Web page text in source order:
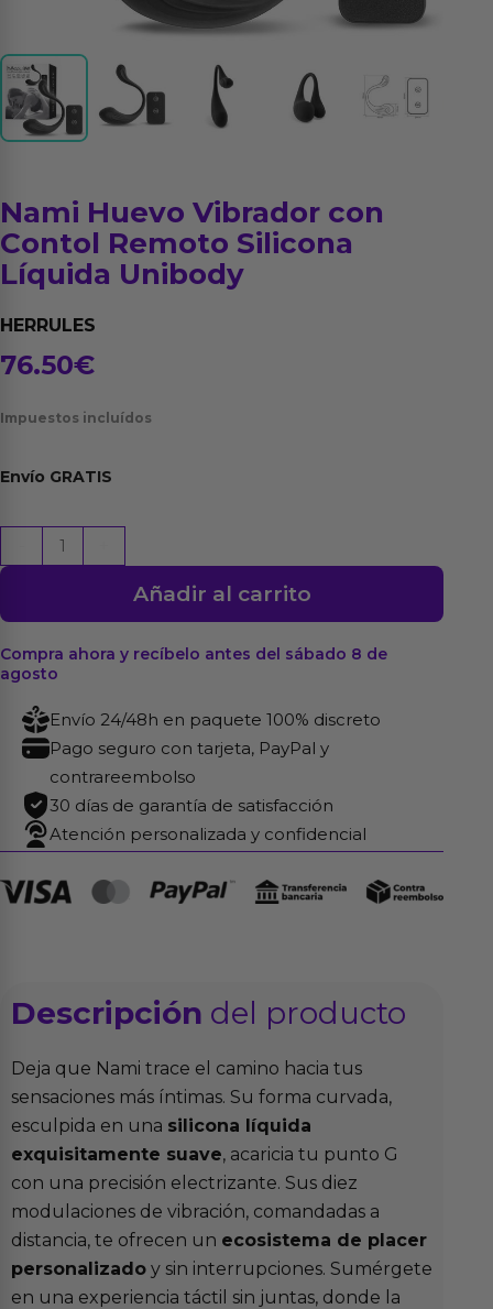
Nami Huevo Vibrador con
Contol Remoto Silicona
Líquida Unibody
HERRULES
76.50€
Impuestos incluídos
Envío GRATIS
Huevo
con
Contol
Remoto
Silicona
Líquida
cantidad
Añadir al carrito
Compra ahora y recíbelo antes del sábado 8 de
agosto
Envío 24/48h en paquete 100% discreto
Pago seguro con tarjeta, PayPal y
contrareembolso
30 días de garantía de satisfacción
Atención personalizada y confidencial
Descripción del producto
Deja que Nami trace el camino hacia tus
sensaciones más íntimas. Su forma curvada,
esculpida en una silicona líquida
exquisitamente suave, acaricia tu punto G
con una precisión electrizante. Sus diez
modulaciones de vibración, comandadas a
distancia, te ofrecen un ecosistema de placer
personalizado y sin interrupciones. Sumérgete
en una experiencia táctil sin juntas, donde la